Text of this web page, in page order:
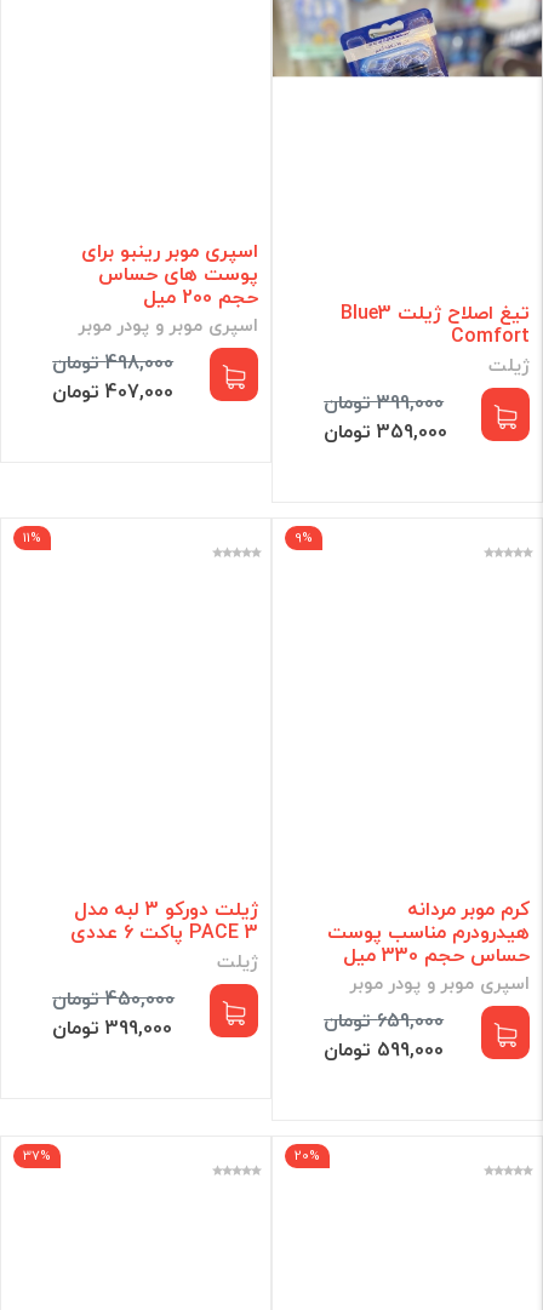
تیغ اصلاح ژیلت Blue3
Comfort
ژیلت
399,000 تومان
359,000 تومان
اسپری موبر رینبو برای
پوست های حساس
حجم 200 میل
اسپری موبر و پودر موبر
498,000 تومان
407,000 تومان
9%
کرم موبر مردانه
هیدرودرم مناسب پوست
حساس حجم 330 میل
اسپری موبر و پودر موبر
659,000 تومان
599,000 تومان
11%
ژیلت دورکو 3 لبه مدل
PACE 3 پاکت 6 عددی
ژیلت
450,000 تومان
399,000 تومان
20%
37%